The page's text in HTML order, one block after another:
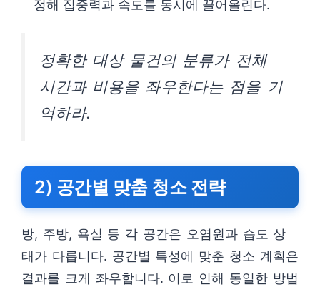
정해 집중력과 속도를 동시에 끌어올린다.
정확한 대상 물건의 분류가 전체
시간과 비용을 좌우한다는 점을 기
억하라.
2) 공간별 맞춤 청소 전략
방, 주방, 욕실 등 각 공간은 오염원과 습도 상
태가 다릅니다. 공간별 특성에 맞춘 청소 계획은
결과를 크게 좌우합니다. 이로 인해 동일한 방법